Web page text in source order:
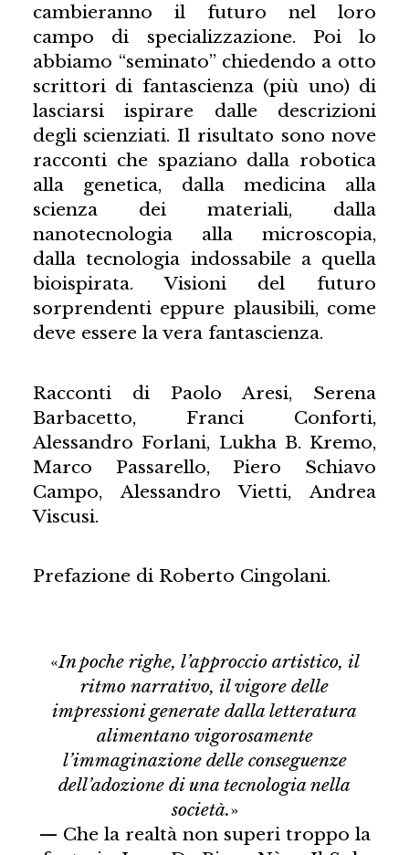
cambieranno il futuro nel loro
campo di specializzazione. Poi lo
abbiamo “seminato” chiedendo a otto
scrittori di fantascienza (più uno) di
lasciarsi ispirare dalle descrizioni
degli scienziati. Il risultato sono nove
racconti che spaziano dalla robotica
alla genetica, dalla medicina alla
scienza dei materiali, dalla
nanotecnologia alla microscopia,
dalla tecnologia indossabile a quella
bioispirata. Visioni del futuro
sorprendenti eppure plausibili, come
deve essere la vera fantascienza.
Racconti di Paolo Aresi, Serena
Barbacetto, Franci Conforti,
Alessandro Forlani, Lukha B. Kremo,
Marco Passarello, Piero Schiavo
Campo, Alessandro Vietti, Andrea
Viscusi.
Prefazione di Roberto Cingolani.
«In poche righe, l’approccio artistico, il
ritmo narrativo, il vigore delle
impressioni generate dalla letteratura
alimentano vigorosamente
l’immaginazione delle conseguenze
dell’adozione di una tecnologia nella
società.»
— Che la realtà non superi troppo la